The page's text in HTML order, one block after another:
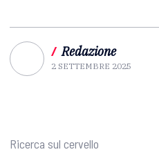
/ Redazione
2 SETTEMBRE 2025
Ricerca sul cervello